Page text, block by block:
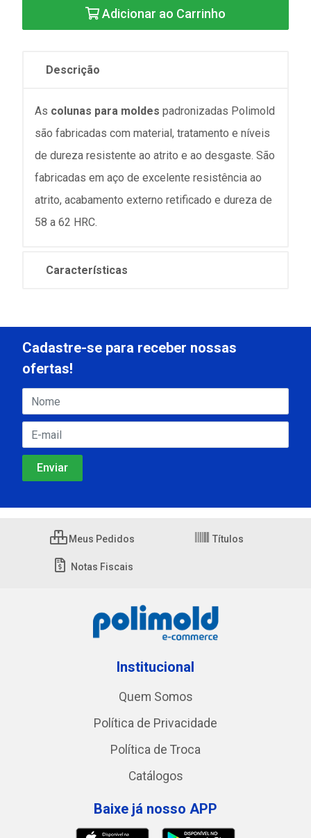
Adicionar ao Carrinho
Descrição
As colunas para moldes padronizadas Polimold
são fabricadas com material, tratamento e níveis
de dureza resistente ao atrito e ao desgaste. São
fabricadas em aço de excelente resistência ao
atrito, acabamento externo retificado e dureza de
58 a 62 HRC.
Características
Cadastre-se para receber nossas
ofertas!
Meus Pedidos Títulos
Notas Fiscais
Institucional
Quem Somos
Política de Privacidade
Política de Troca
Catálogos
Baixe já nosso APP